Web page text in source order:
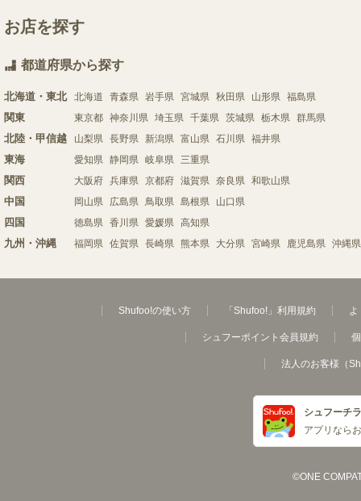
お店を探す
都道府県から探す
北海道・東北 北海道 青森県 岩手県 宮城県 秋田県 山形県 福島県
関東 東京都 神奈川県 埼玉県 千葉県 茨城県 栃木県 群馬県
北陸・甲信越 山梨県 長野県 新潟県 富山県 石川県 福井県
東海 愛知県 静岡県 岐阜県 三重県
関西 大阪府 兵庫県 京都府 滋賀県 奈良県 和歌山県
中国 岡山県 広島県 鳥取県 島根県 山口県
四国 徳島県 香川県 愛媛県 高知県
九州・沖縄 福岡県 佐賀県 長崎県 熊本県 大分県 宮崎県 鹿児島県 沖縄県
Shufoo!の使い方 「Shufoo!」利用規約 よ
シュフーポイント会員規約
法人のお客様（
シュフーチ
アプリなら
©ONE